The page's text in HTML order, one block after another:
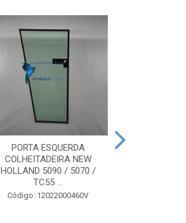
PORTA ESQUERDA
COLHEITADEIRA NEW
HOLLAND 5090 / 5070 /
TC55 ...
Código: 12022000460V